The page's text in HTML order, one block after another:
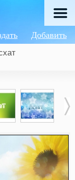
Добавить